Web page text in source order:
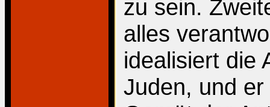
zu sein.
alles
idealisiert die
Juden, und